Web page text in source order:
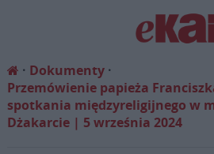
Dokumenty
Przemówienie papieża
spotkania międzyreligijnego w
Dżakarcie | 5 września 2024